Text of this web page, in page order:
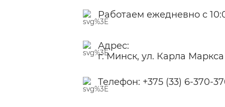
Работаем ежедневно с
Адрес:
г. Минск, ул. Карла Маркса
Телефон: +375 (33) 6-370-